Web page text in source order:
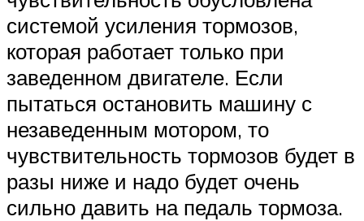
системой усиления тормозов,
которая работает только при
заведенном двигателе. Если
пытаться остановить машину с
незаведенным мотором, то
чувствительность тормозов будет в
разы ниже и надо будет очень
сильно давить на педаль тормоза.